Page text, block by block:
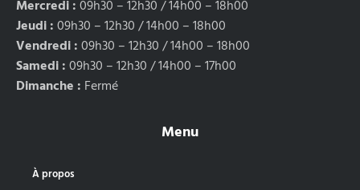
Mercredi :09h30 – 12h30 / 14h00 – 18h00
Jeudi :09h30 – 12h30 / 14h00 – 18h00
Vendredi :09h30 – 12h30 / 14h00 – 18h00
Samedi :09h30 – 12h30 / 14h00 – 17h00
Dimanche : Fermé
Menu
À propos